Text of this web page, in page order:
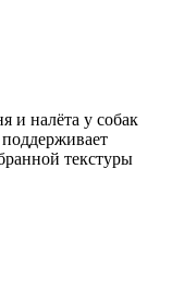
и налёта у собак
текстуры